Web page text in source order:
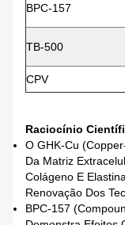
BPC-157
TB-500
CPV
Raciocínio
O GHK-Cu
Da Matriz
Colágeno E
Renovação Dos
BPC-157